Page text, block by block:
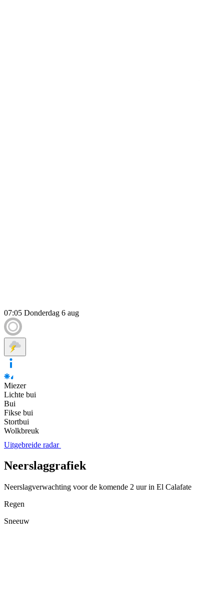
07:05 Donderdag 6 aug
Miezer
Lichte bui
Bui
Fikse bui
Stortbui
Wolkbreuk
Uitgebreide radar
Neerslaggrafiek
Neerslagverwachting voor de komende 2 uur in El Calafate
Regen
Sneeuw